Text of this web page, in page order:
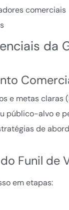
comerciais
da
e metas claras
público-alvo e
de
Funil de
em etapas: